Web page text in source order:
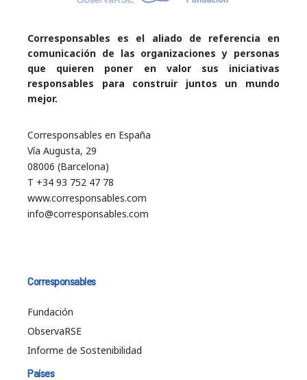
Corresponsables es el aliado de referencia en
comunicación de las organizaciones y personas
que quieren poner en valor sus iniciativas
responsables para construir juntos un mundo
mejor.
Corresponsables en España
Vía Augusta, 29
08006 (Barcelona)
T +34 93 752 47 78
www.corresponsables.com
info@corresponsables.com
Corresponsables
Fundación
ObservaRSE
Informe de Sostenibilidad
Países